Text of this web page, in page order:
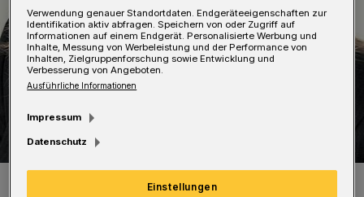
Verwendung genauer Standortdaten. Endgeräteeigenschaften zur
Identifikation aktiv abfragen. Speichern von oder Zugriff auf
Informationen auf einem Endgerät. Personalisierte Werbung und
Inhalte, Messung von Werbeleistung und der Performance von
Inhalten, Zielgruppenforschung sowie Entwicklung und
Verbesserung von Angeboten.
Ausführliche Informationen
Impressum
Datenschutz
Einstellungen